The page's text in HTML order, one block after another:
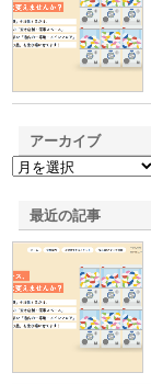
アーカイブ
最近の記事